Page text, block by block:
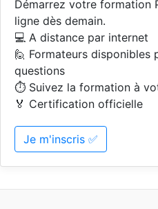
Démarrez votre formation
ligne dès demain.
💻 A distance par internet
🙋 Formateurs disponibles
questions
⏱️ Suivez la formation à
🏅 Certification officielle
Je m'inscris ✅